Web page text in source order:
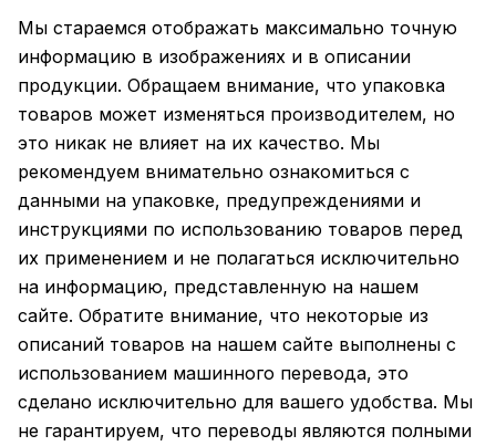
Мы стараемся отображать максимально точную
информацию в изображениях и в описании
продукции. Обращаем внимание, что упаковка
товаров может изменяться производителем, но
это никак не влияет на их качество. Мы
рекомендуем внимательно ознакомиться с
данными на упаковке, предупреждениями и
инструкциями по использованию товаров перед
их применением и не полагаться исключительно
на информацию, представленную на нашем
сайте. Обратите внимание, что некоторые из
описаний товаров на нашем сайте выполнены с
использованием машинного перевода, это
сделано исключительно для вашего удобства. Мы
не гарантируем, что переводы являются полными